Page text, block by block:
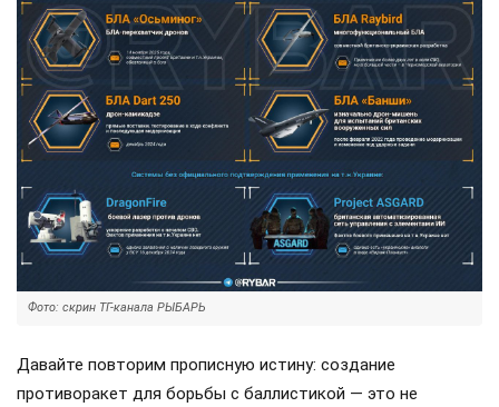
Фото: скрин ТГ-канала РЫБАРЬ
Давайте повторим прописную истину: создание
противоракет для борьбы с баллистикой — это не